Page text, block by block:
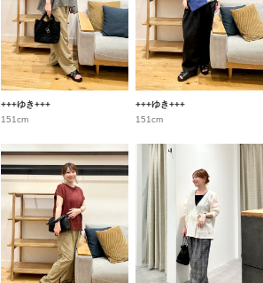
+++ゆき+++
151cm
+++ゆき+++
151cm